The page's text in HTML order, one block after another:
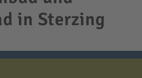
in Sterzing